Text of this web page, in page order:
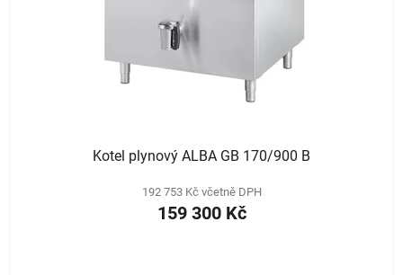
Kotel plynový ALBA GB 170/900 B
192 753 Kč včetně DPH
159 300 Kč